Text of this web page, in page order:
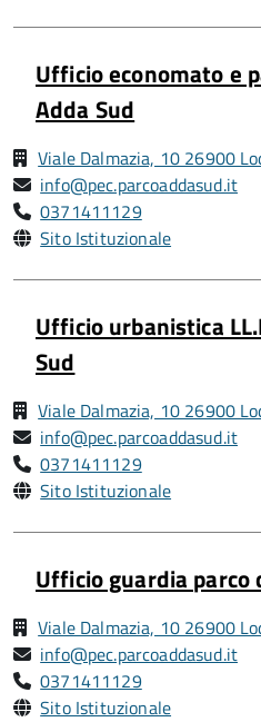
Ufficio economato e
Adda Sud
Viale Dalmazia, 10 26900
info@pec.parcoaddasud.it
0371411129
Sito Istituzionale
Ufficio urbanistica
Sud
Viale Dalmazia, 10 26900
info@pec.parcoaddasud.it
0371411129
Sito Istituzionale
Ufficio guardia parco
Viale Dalmazia, 10 26900
info@pec.parcoaddasud.it
0371411129
Sito Istituzionale